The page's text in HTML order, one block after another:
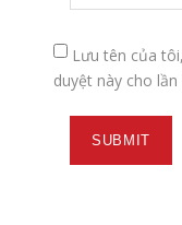
Lưu tên của
duyệt này cho